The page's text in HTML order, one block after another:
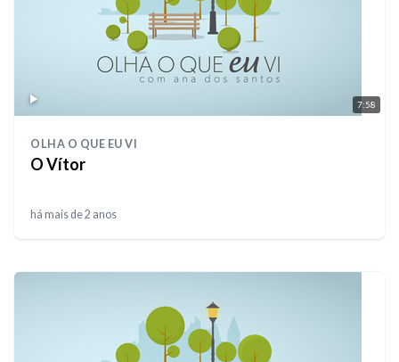
7:58
OLHA O QUE EU VI
O Vítor
há mais de 2 anos